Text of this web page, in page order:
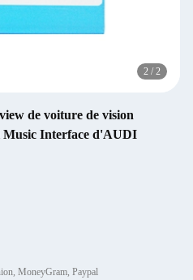
2 / 2
de voiture de vision
Interface d'AUDI
MoneyGram, Paypal